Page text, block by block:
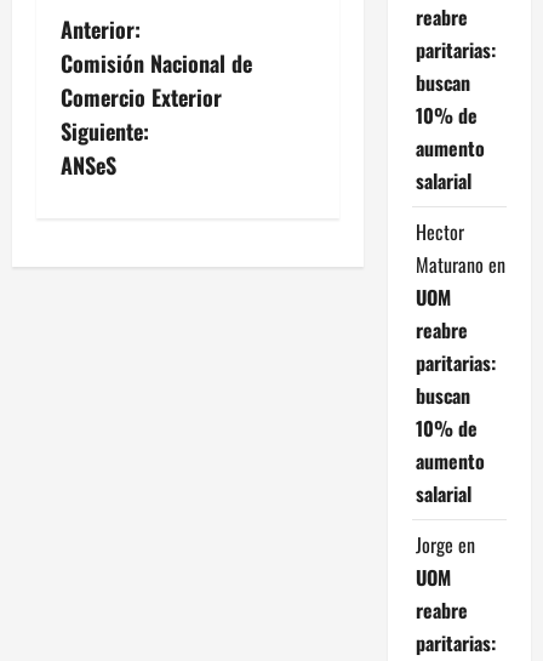
N
a
v
e
Anterior:
Comisión Nacional de
Comercio Exterior
Siguiente:
ANSeS
reabre
paritarias:
buscan
10% de
aumento
salarial
Hector
Maturano en
UOM
reabre
paritarias:
buscan
10% de
aumento
salarial
Jorge en
UOM
reabre
paritarias: